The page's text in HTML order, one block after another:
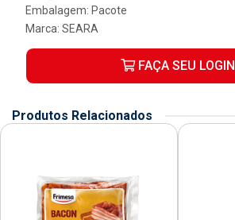
Embalagem: Pacote
Marca: SEARA
FAÇA SEU LOGIN
Produtos Relacionados